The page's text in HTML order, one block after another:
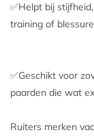
✅Helpt bij
training of
✅Geschikt voor
paarden die wat
Ruiters merken